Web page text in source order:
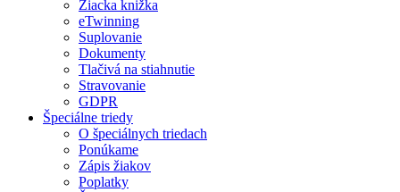
Žiacka knižka
eTwinning
Suplovanie
Dokumenty
Tlačivá na stiahnutie
Stravovanie
GDPR
Špeciálne triedy
O špeciálnych triedach
Ponúkame
Zápis žiakov
Poplatky